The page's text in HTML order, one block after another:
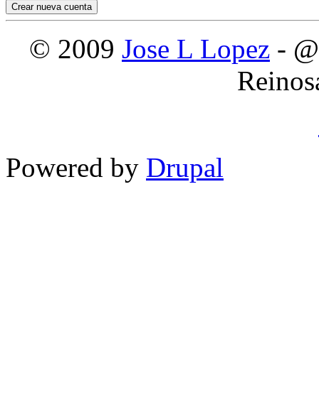
© 2009 Jose L Lopez -
Powered by Drupal